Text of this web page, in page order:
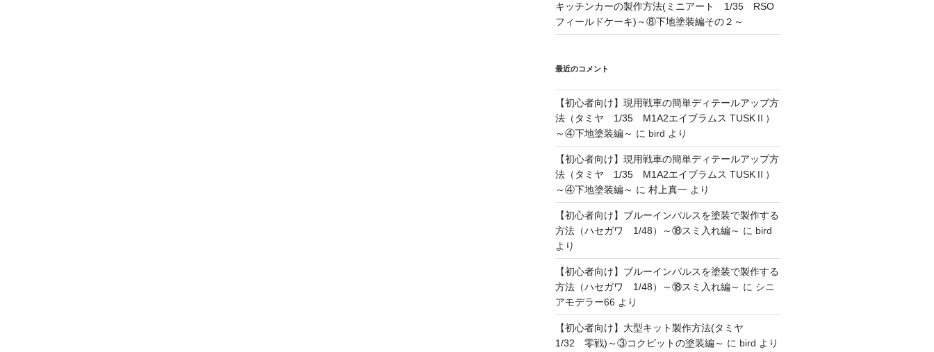
キッチンカーの製作方法(ミニアート 1/35 RSO
フィールドケーキ)～⑧下地塗装編その２～
最近のコメント
【初心者向け】現用戦車の簡単ディテールアップ方
法（タミヤ 1/35 M1A2エイブラムス TUSKⅡ）
～④下地塗装編～ に bird より
【初心者向け】現用戦車の簡単ディテールアップ方
法（タミヤ 1/35 M1A2エイブラムス TUSKⅡ）
～④下地塗装編～ に 村上真一より
【初心者向け】ブルーインパルスを塗装で製作する
方法（ハセガワ 1/48）～⑱スミ入れ編～ に bird
より
【初心者向け】ブルーインパルスを塗装で製作する
方法（ハセガワ 1/48）～⑱スミ入れ編～ に シニ
アモデラー66 より
【初心者向け】大型キット製作方法(タミヤ
1/32 零戦)～③コクピットの塗装編～ に bird より